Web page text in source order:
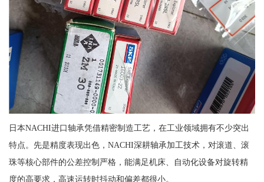
日本NACHI进口轴承凭借精密制造工艺，在工业领域拥有不少突出
特点。先是精度表现出色，NACHI深耕轴承加工技术，对滚道、滚
珠等核心部件的公差控制严格，能满足机床、自动化设备对旋转精
度的高要求，高速运转时抖动和偏差都很小。